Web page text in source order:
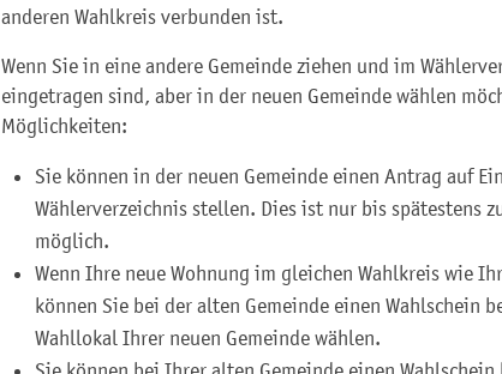
anderen Wahlkreis verbunden ist.
Wenn Sie in eine andere Gemeinde ziehen und im
eingetragen sind, aber in der neuen Gemeinde wählen
Möglichkeiten:
Sie können in der neuen Gemeinde einen Antrag auf
Wählerverzeichnis stellen. Dies ist nur bis spätestens
möglich.
Wenn Ihre neue Wohnung im gleichen Wahlkreis wie
können Sie bei der alten Gemeinde einen Wahlschein
Wahllokal Ihrer neuen Gemeinde wählen.